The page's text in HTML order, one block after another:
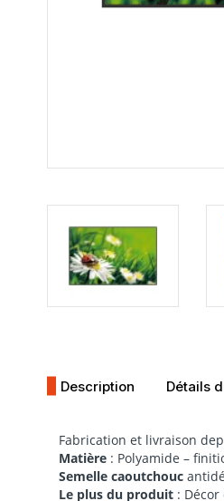
Description Détails
Fabrication et livraison
Matière : Polyamide –
Semelle caoutchouc
Le plus du produit :